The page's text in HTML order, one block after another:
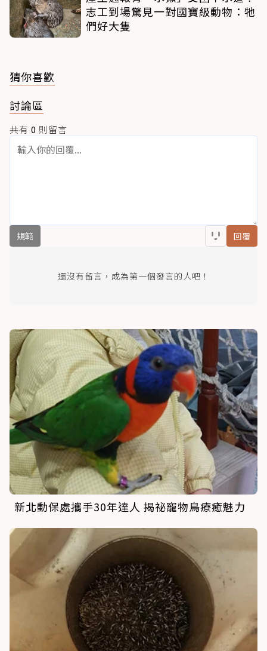
志工到場驚見一對國寶級動物：牠
們好大隻
猜你喜歡
討論區
共有 0 則留言
規範 回覆
還沒有留言，成為第一個發言的人吧！
新北動保處攜手30年達人 揭祕寵物鳥療癒魅力